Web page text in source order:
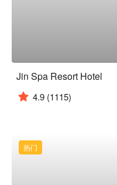
Jin Spa Resort Hotel
4.9 (1115)
热门